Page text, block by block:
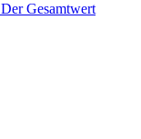
Gesamtwert